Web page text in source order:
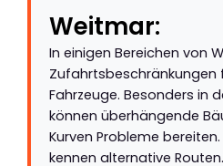
Weitmar:
In einigen Bereichen von
Zufahrtsbeschränkungen
Fahrzeuge. Besonders in
können überhängende
Kurven Probleme bereiten.
kennen alternative Routen.